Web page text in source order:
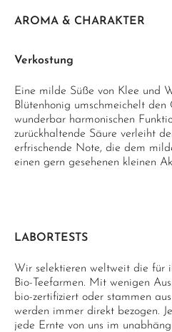
AROMA & CHARAKTER
Verkostung
Eine milde Süße von Klee und
Blütenhonig umschmeichelt den
wunderbar harmonischen
zurückhaltende Säure verleiht
erfrischende Note, die dem
einen gern gesehenen kleinen
LABORTESTS
Wir selektieren weltweit die für
Bio-Teefarmen. Mit wenigen
bio-zertifiziert oder stammen
werden immer direkt bezogen.
jede Ernte von uns im